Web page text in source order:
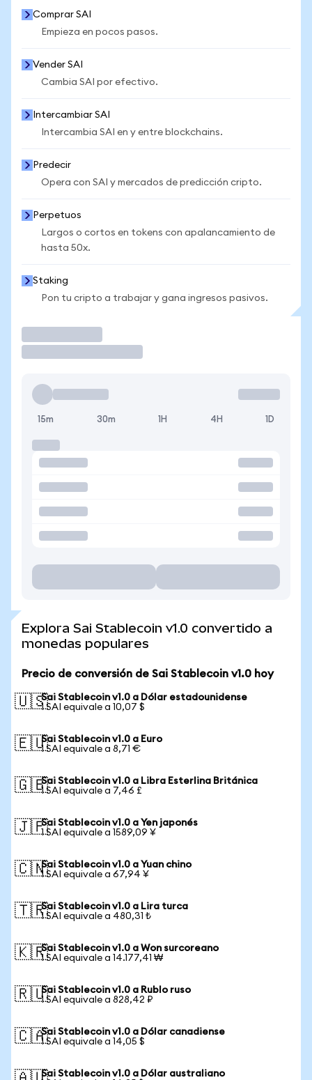
Comprar SAI
Empieza en pocos pasos.
Vender SAI
Cambia SAI por efectivo.
Intercambiar SAI
Intercambia SAI en y entre blockchains.
Predecir
Opera con SAI y mercados de predicción cripto.
Perpetuos
Largos o cortos en tokens con apalancamiento de
hasta 50x.
Staking
Pon tu cripto a trabajar y gana ingresos pasivos.
15m 30m 1H 4H 1D
Explora Sai Stablecoin v1.0 convertido a
monedas populares
Precio de conversión de Sai Stablecoin v1.0 hoy
🇺🇸Sai Stablecoin v1.0 a Dólar estadounidense
1 SAI equivale a 10,07 $
🇪🇺Sai Stablecoin v1.0 a Euro
1 SAI equivale a 8,71 €
🇬🇧Sai Stablecoin v1.0 a Libra Esterlina Británica
1 SAI equivale a 7,46 £
🇯🇵Sai Stablecoin v1.0 a Yen japonés
1 SAI equivale a 1589,09 ¥
🇨🇳Sai Stablecoin v1.0 a Yuan chino
1 SAI equivale a 67,94 ¥
🇹🇷Sai Stablecoin v1.0 a Lira turca
1 SAI equivale a 480,31 ₺
🇰🇷Sai Stablecoin v1.0 a Won surcoreano
1 SAI equivale a 14.177,41 ₩
🇷🇺Sai Stablecoin v1.0 a Rublo ruso
1 SAI equivale a 828,42 ₽
🇨🇦Sai Stablecoin v1.0 a Dólar canadiense
1 SAI equivale a 14,05 $
Sai Stablecoin v1.0 a Dólar australiano